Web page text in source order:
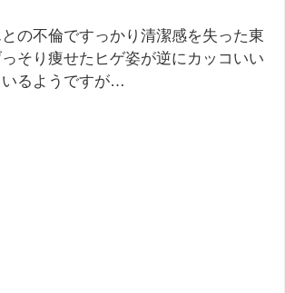
の不倫ですっかり清潔感を失った東
そり痩せたヒゲ姿が逆にカッコいい
いるようですが…